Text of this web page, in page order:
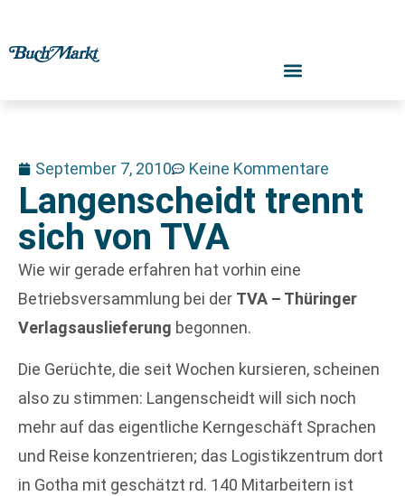
September 7, 2010 Keine Kommentare
Langenscheidt trennt
sich von TVA
Wie wir gerade erfahren hat vorhin eine
Betriebsversammlung bei der TVA – Thüringer
Verlagsauslieferung begonnen.
Die Gerüchte, die seit Wochen kursieren, scheinen
also zu stimmen: Langenscheidt will sich noch
mehr auf das eigentliche Kerngeschäft Sprachen
und Reise konzentrieren; das Logistikzentrum dort
in Gotha mit geschätzt rd. 140 Mitarbeitern ist